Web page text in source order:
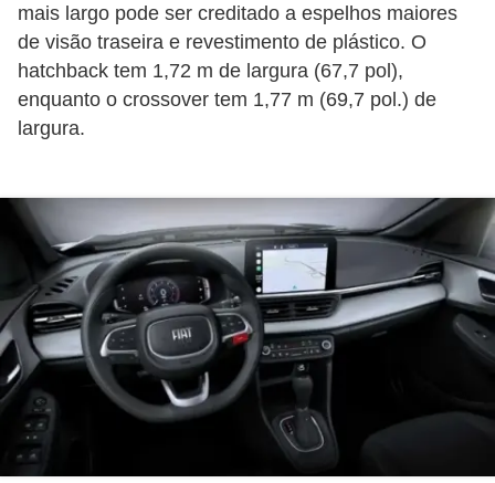
mais largo pode ser creditado a espelhos maiores
de visão traseira e revestimento de plástico. O
hatchback tem 1,72 m de largura (67,7 pol),
enquanto o crossover tem 1,77 m (69,7 pol.) de
largura.
a
u
t
o
i
v
a
s
L
e